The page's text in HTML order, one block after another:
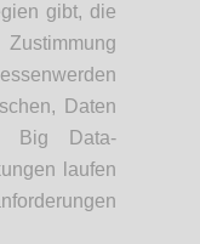
gibt, die
Daten
Big Data-
laufen